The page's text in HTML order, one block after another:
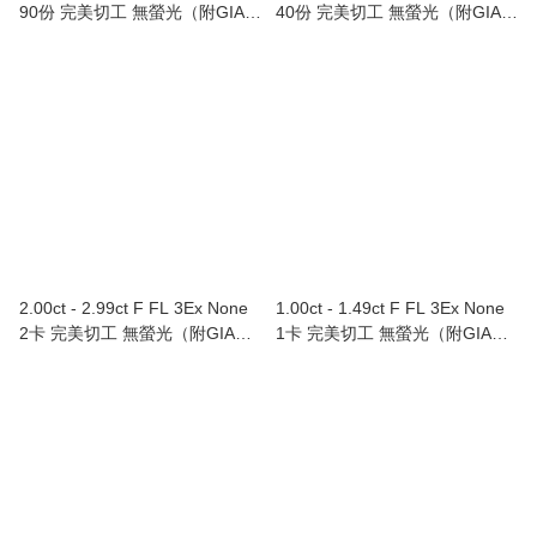
90份 完美切工 無螢光（附GIA證
40份 完美切工 無螢光（附GIA證
2.00ct - 2.99ct F FL 3Ex None
2卡 完美切工 無螢光（附GIA證
1.00ct - 1.49ct F FL 3Ex None
1卡 完美切工 無螢光（附GIA證